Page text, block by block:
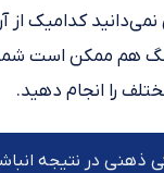
کدامیک از
هم ممکن است
ذهنی در نتیجه